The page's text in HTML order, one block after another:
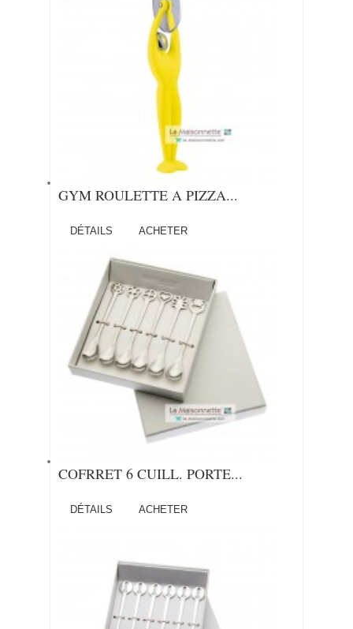
GYM ROULETTE A PIZZA...
DÉTAILS ACHETER
COFRRET 6 CUILL. PORTE...
DÉTAILS ACHETER